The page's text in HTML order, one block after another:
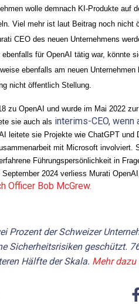
wolle demnach KI-Produkte auf
Viel mehr ist laut Beitrag noch nicht
CEO des neuen Unternehmens
ebenfalls für OpenAI tätig war, könnte
ebenfalls am neuen
nicht öffentlich Stellung.
zu OpenAI und wurde im Mai 2022
sie auch als interims-CEO, wenn
leitete sie Projekte wie ChatGPT und
mit Microsoft involviert.
Führungspersönlichkeit in
September 2024 verliess Murati OpenAI,
Officer Bob McGrew.
Prozent der Schweizer
Sicherheitsrisiken geschützt.
Hälfte der Skala. Mehr dazu